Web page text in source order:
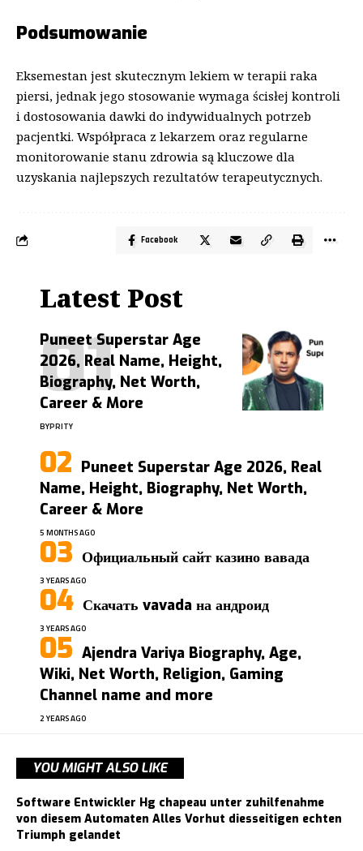
Podsumowanie
Eksemestan jest skutecznym lekiem w terapii raka
piersi, jednak jego stosowanie wymaga ścisłej kontroli
i dostosowania dawki do indywidualnych potrzeb
pacjentki. Współpraca z lekarzem oraz regularne
monitorowanie stanu zdrowia są kluczowe dla
uzyskania najlepszych rezultatów terapeutycznych.
Facebook
Latest Post
Puneet Superstar Age
2026, Real Name, Height,
Biography, Net Worth,
Career & More
BYPRITY
Puneet Superstar Age 2026, Real
Name, Height, Biography, Net Worth,
Career & More
5 MONTHS AGO
Официальный сайт казино вавада
3 YEARS AGO
Скачать vavada на андроид
3 YEARS AGO
Ajendra Variya Biography, Age,
Wiki, Net Worth, Religion, Gaming
Channel name and more
2 YEARS AGO
YOU MIGHT ALSO LIKE
Software Entwickler Hg chapeau unter zuhilfenahme
von diesem Automaten Alles Vorhut diesseitigen echten
Triumph gelandet